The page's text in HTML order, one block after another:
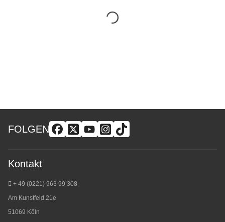
FOLGEN
Kontakt
+ 49 (0221) 963 99 308
Am Kunstfeld 21e
51069 Köln